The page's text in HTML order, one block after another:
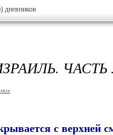
дневников
ЧАСТЬ
с верхней